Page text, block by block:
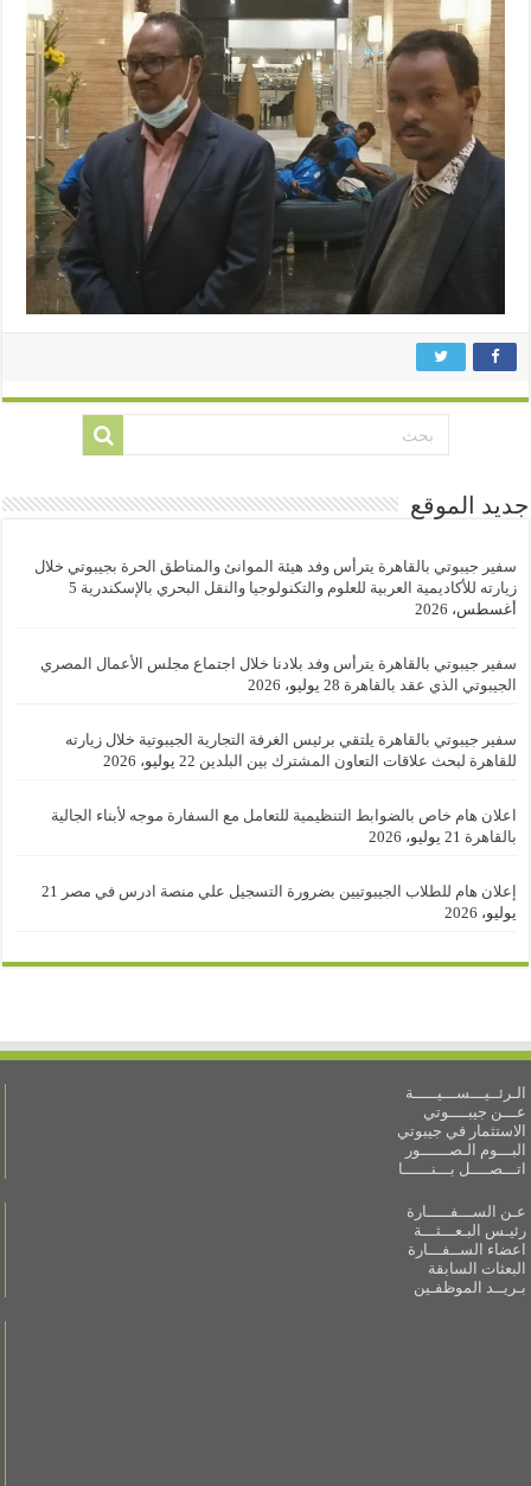
جديد الموقع
سفير جيبوتي بالقاهرة يترأس وفد هيئة الموانئ والمناطق الحرة بجيبوتي خلال
زيارته للأكاديمية العربية للعلوم والتكنولوجيا والنقل البحري بالإسكندرية 5
أغسطس، 2026
سفير جيبوتي بالقاهرة يترأس وفد بلادنا خلال اجتماع مجلس الأعمال المصري
الجيبوتي الذي عقد بالقاهرة 28 يوليو، 2026
سفير جيبوتي بالقاهرة يلتقي برئيس الغرفة التجارية الجيبوتية خلال زيارته
للقاهرة لبحث علاقات التعاون المشترك بين البلدين 22 يوليو، 2026
اعلان هام خاص بالضوابط التنظيمية للتعامل مع السفارة موجه لأبناء الجالية
بالقاهرة 21 يوليو، 2026
إعلان هام للطلاب الجيبوتيين بضرورة التسجيل علي منصة ادرس في مصر 21
يوليو، 2026
الـرئــيـــســـيـــــة
عـــن جيبــــوتي
الاستثمار في جيبوتي
البـــوم الـصــــــور
اتـــصــــل بـــنــــــا
عـن الســـفـــــارة
رئيـس البـعـــثـــة
اعضاء الســفـــارة
البعثات السابقة
بـريــد الموظفـين